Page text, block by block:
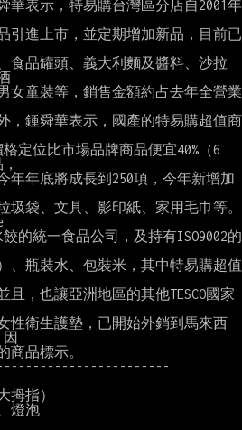
華表示，特易購台灣區分店自2001年
引進上市，並定期增加新品，目前已
食品罐頭、義大利麵及醬料、沙拉
女童裝等，銷售金額約占去年全營業
，鍾舜華表示，國產的特易購超值商
定位比市場品牌商品便宜40%（6
年年底將成長到250項，今年新增加
圾袋、文具、影印紙、家用毛巾等。
的統一食品公司，及持有ISO9002的
、瓶裝水、包裝米，其中特易購超值
，也讓亞洲地區的其他TESCO國家
性衛生護墊，已開始外銷到馬來西
商品標示。
拇指）
燈泡